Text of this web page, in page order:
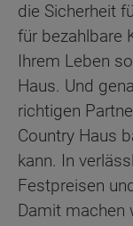
die Sicherheit
für bezahlbare
Ihrem Leben
Haus. Und
richtigen
Country Haus
kann. In
Festpreisen
Damit machen